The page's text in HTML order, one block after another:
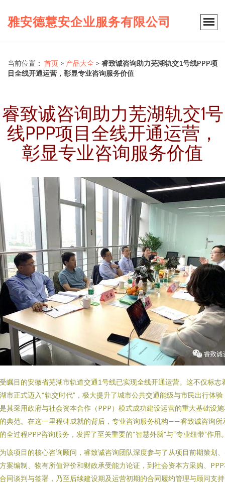
雅安德慧安企业服务有限公司
当前位置： 首页 > 产品大全 > 睿致诚咨询助力芜湖轨交1号线PPP项
目全线开通运营，彰显专业咨询服务价值
睿致诚咨询助力芜湖轨交1号
线PPP项目全线开通运营，
彰显专业咨询服务价值
瞩目的安徽省芜湖市轨道交通1号线已实现全线开通运营。这不仅标志
市正式迈入“轨交时代”，极大提升了城市公共交通能级与市民出行体验
其采用政府与社会资本合作（PPP）模式成功建设运营的重大基础设
典范。在这一里程碑成就的背后，专业咨询服务机构——睿致诚咨询所
全过程PPP咨询服务，发挥了至关重要的“智慧外脑”与“专业纽带”作用
该项目的核心咨询顾问，睿致诚咨询团队深度参与了从项目前期策划
案编制、物有所值评价和财政承受能力论证，到社会资本方采购、
同谈判与签署，乃至后续建设期及运营初期的合同履约管理与顾问支